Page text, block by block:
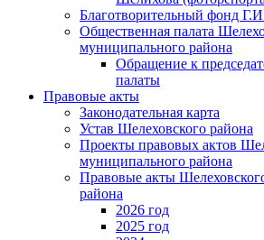
Благотворительный фонд
Общественная палата
муниципального района
Обращение к
палаты
Правовые акты
Законодательная карта
Устав Шелеховского района
Проекты правовых актов
муниципального района
Правовые акты
района
2026 год
2025 год